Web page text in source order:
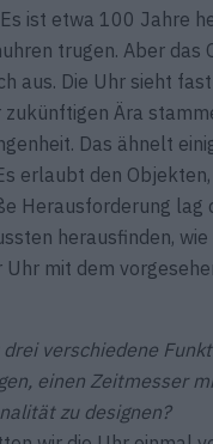
ist etwa 100 Jahre
trugen. Aber das
aus. Die Uhr sieht
zukünftigen Ära
Das ähnelt
erlaubt den
Herausforderung lag
herausfinden, wie
Uhr mit dem
verschiedene
einen Zeitmesser
zu designen?